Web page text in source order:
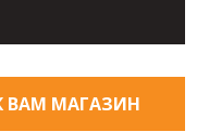
МАГАЗИН